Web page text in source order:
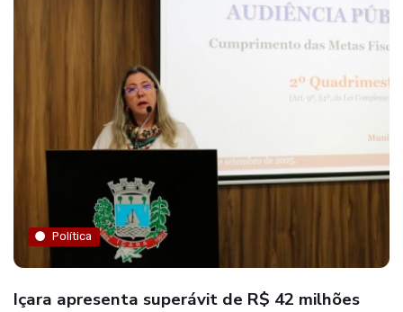
Política
Içara apresenta superávit de R$ 42 milhões